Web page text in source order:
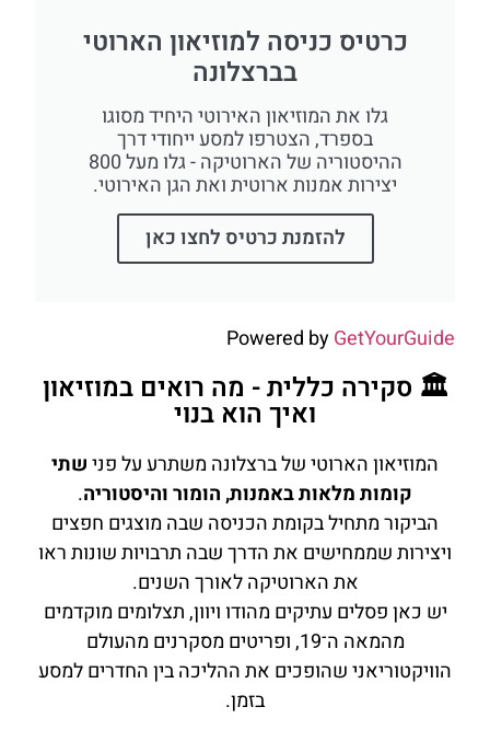
כרטיס כניסה למוזיאון הארוטי
בברצלונה
גלו את המוזיאון האירוטי היחיד מסוגו
בספרד, הצטרפו למסע ייחודי דרך
ההיסטוריה של הארוטיקה - גלו מעל 800
יצירות אמנות ארוטית ואת הגן האירוטי.
להזמנת כרטיס לחצו כאן
Powered byGetYourGuide
🏛️ סקירה כללית - מה רואים במוזיאון
ואיך הוא בנוי
המוזיאון הארוטי של ברצלונה משתרע על פנישתי
קומות מלאות באמנות, הומור והיסטוריה.
הביקור מתחיל בקומת הכניסה שבה מוצגים חפצים
ויצירות שממחישים את הדרך שבה תרבויות שונות ראו
את הארוטיקה לאורך השנים.
יש כאן פסלים עתיקים מהודו ויוון, תצלומים מוקדמים
מהמאה ה־19, ופריטים מסקרנים מהעולם
הוויקטוריאני שהופכים את ההליכה בין החדרים למסע
בזמן.